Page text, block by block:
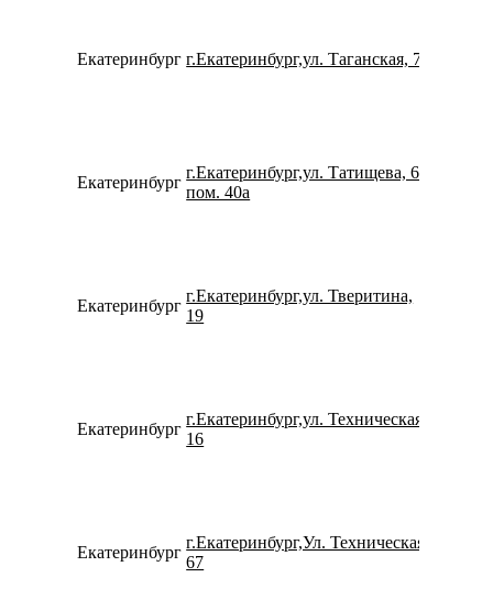
Екатеринбург г.Екатеринбург,ул. Таганская, 79
Екатеринбург
г.Екатеринбург,ул. Татищева, 60
пом. 40а
Екатеринбург
г.Екатеринбург,ул. Тверитина,
19
Екатеринбург
г.Екатеринбург,ул. Техническая,
16
Екатеринбург
г.Екатеринбург,Ул. Техническая,
67